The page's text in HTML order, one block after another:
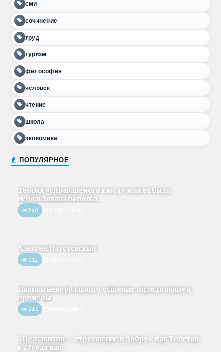
сми
сочинение
труд
туризм
философия
человек
чтение
школа
экономика
ПОПУЛЯРНОЕ
Теория «управляемого хаоса» может быть
использована на польз...
260
Алексей Паустовский
112
Навыки невербального общения: определение и
примеры
111
«Цель жизни — стремление к добру»: как Толстой
в 23 года нап...